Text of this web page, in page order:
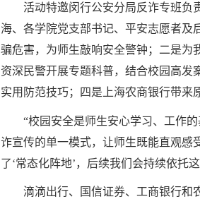
活动特邀闵行公安分局反诈专班负
海、各学院党支部书记、平安志愿者及
骗危害，为师生敲响安全警钟；二是为
资深民警开展专题科普，结合校园高发
实用防范技巧；四是上海农商银行带来
“校园安全是师生安心学习、工作
诈宣传的单一模式，让师生既能直观感
了‘常态化阵地’，后续我们会持续依托
滴滴出行、国信证券、工商银行和